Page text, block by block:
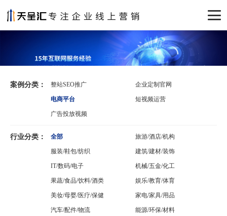
案例分类： 整站SEO推广 企业定制官网
电商平台 短视频运营
广告投放视频
行业分类： 全部 旅游/酒店/机构
服装/鞋包/纺织 建筑/建材/装饰
IT/数码/电子 机械/五金/化工
果蔬/食品/饮料/酒类 娱乐/教育/体育
美妆/母婴/医疗/保健 家电/家具/用品
汽车/配件/物流 能源/环保/材料